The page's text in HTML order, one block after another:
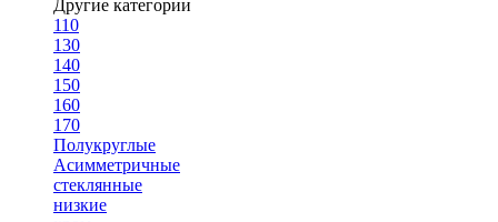
Другие категории
110
130
140
150
160
170
Полукруглые
Асимметричные
стеклянные
низкие